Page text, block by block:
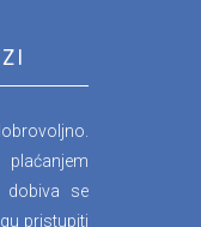
dobiva se
pristupiti